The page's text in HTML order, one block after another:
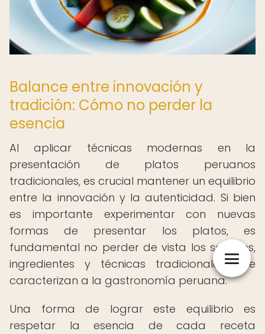
Balance entre innovación y
tradición: Cómo no perder la
esencia
Al aplicar técnicas modernas en la
presentación de platos peruanos
tradicionales, es crucial mantener un equilibrio
entre la innovación y la autenticidad. Si bien
es importante experimentar con nuevas
formas de presentar los platos, es
fundamental no perder de vista los sabores,
ingredientes y técnicas tradicionales que
caracterizan a la gastronomía peruana.
Una forma de lograr este equilibrio es
respetar la esencia de cada receta